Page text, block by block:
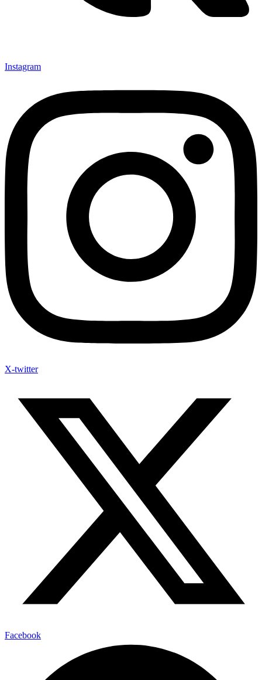
Instagram
X-twitter
Facebook